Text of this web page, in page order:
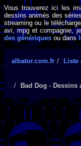
Vous trouverez ici les
dessins animés des
streaming ou le
avi, mpg et compagnie,
des génériques ou dans
albator.com.fr Liste
Bad Dog - Dessins